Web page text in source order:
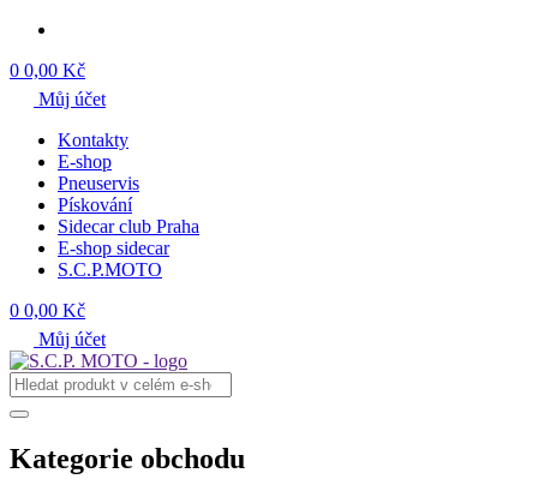
0 0,00 Kč
Můj účet
Kontakty
E-shop
Pneuservis
Pískování
Sidecar club Praha
E-shop sidecar
S.C.P.MOTO
0 0,00 Kč
Můj účet
Kategorie obchodu